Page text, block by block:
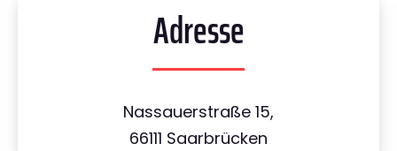
Adresse
Nassauerstraße 15,
66111 Saarbrücken